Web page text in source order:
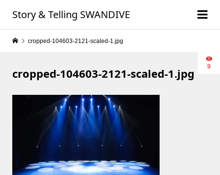
Story & Telling SWANDIVE
cropped-104603-2121-scaled-1.jpg 9
cropped-104603-2121-scaled-1.jpg